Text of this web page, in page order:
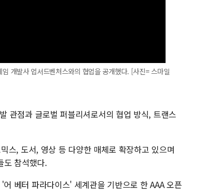
개발사 업서드벤처스와의 협업을 공개했다. [사진= 스마일
관점과 글로벌 퍼블리셔로서의 협업 방식, 트랜스
스, 도서, 영상 등 다양한 매체로 확장하고 있으며
도 참석했다.
베터 파라다이스' 세계관을 기반으로 한 AAA 오픈